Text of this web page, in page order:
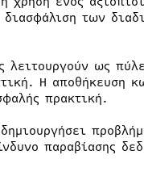
των
ως
Η αποθήκευση
πρακτική.
παραβίασης